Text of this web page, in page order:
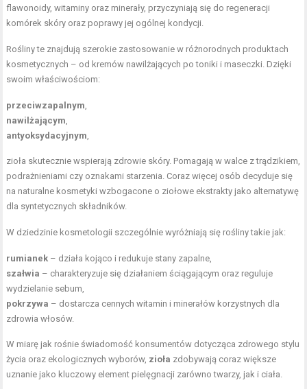
flawonoidy, witaminy oraz minerały, przyczyniają się do regeneracji
komórek skóry oraz poprawy jej ogólnej kondycji.
Rośliny te znajdują szerokie zastosowanie w różnorodnych produktach
kosmetycznych – od kremów nawilżających po toniki i maseczki. Dzięki
swoim właściwościom:
przeciwzapalnym
nawilżającym
antyoksydacyjnym
zioła skutecznie wspierają zdrowie skóry. Pomagają w walce z trądzikiem,
podrażnieniami czy oznakami starzenia. Coraz więcej osób decyduje się
na naturalne kosmetyki wzbogacone o ziołowe ekstrakty jako alternatywę
dla syntetycznych składników.
W dziedzinie kosmetologii szczególnie wyróżniają się rośliny takie jak:
rumianek – działa kojąco i redukuje stany zapalne,
szałwia – charakteryzuje się działaniem ściągającym oraz reguluje
wydzielanie sebum,
pokrzywa – dostarcza cennychwitamin i minerałów korzystnych dla
zdrowia włosów.
W miarę jak rośnie świadomość konsumentów dotycząca zdrowego stylu
życia oraz ekologicznych wyborów, zioła zdobywają coraz większe
uznanie jako kluczowy element pielęgnacji zarówno twarzy, jak i ciała.